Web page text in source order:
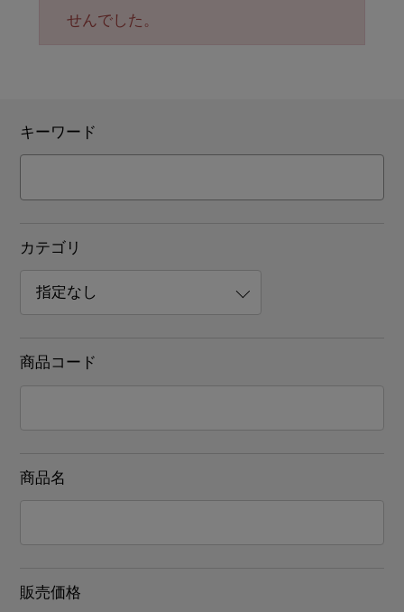
せんでした。
キーワード
カテゴリ
商品コード
商品名
販売価格